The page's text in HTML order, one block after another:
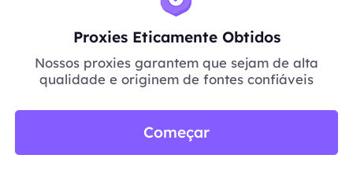
Proxies Eticamente Obtidos
Nossos proxies garantem que sejam de alta
qualidade e originem de fontes confiáveis
Começar